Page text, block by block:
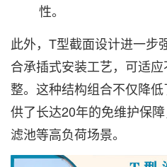
性。
此外，T型截面设计进一步
合承插式安装工艺，可适
整。这种结构组合不仅降
供了长达20年的免维护保
滤池等高负荷场景。